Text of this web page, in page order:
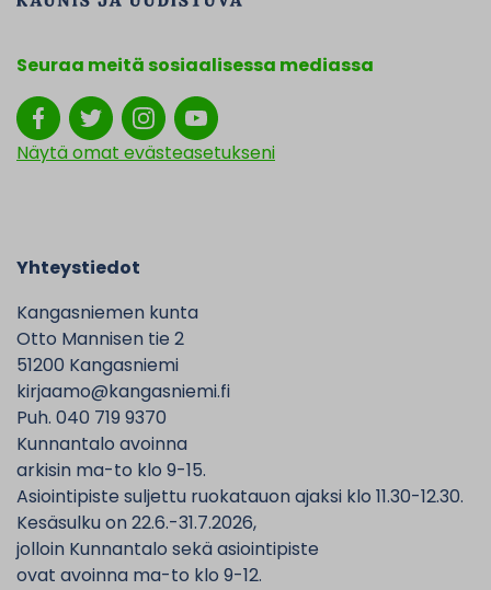
Seuraa meitä sosiaalisessa mediassa
Näytä omat evästeasetukseni
Yhteystiedot
Kangasniemen kunta
Otto Mannisen tie 2
51200 Kangasniemi
kirjaamo@kangasniemi.fi
Puh. 040 719 9370
Kunnantalo avoinna
arkisin ma-to klo 9-15.
Asiointipiste suljettu ruokatauon ajaksi klo 11.30-12.30.
Kesäsulku on 22.6.-31.7.2026,
jolloin Kunnantalo sekä asiointipiste
ovat avoinna ma-to klo 9-12.